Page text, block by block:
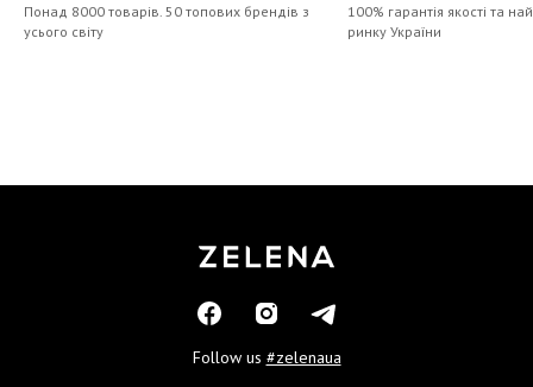
Понад 8000 товарів. 50 топових брендів з
усього світу
100% гарантія якості та
ринку України
Follow us #zelenaua